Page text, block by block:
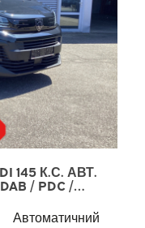
145 К.С. АВТ.
/ PDC /
Автоматичний